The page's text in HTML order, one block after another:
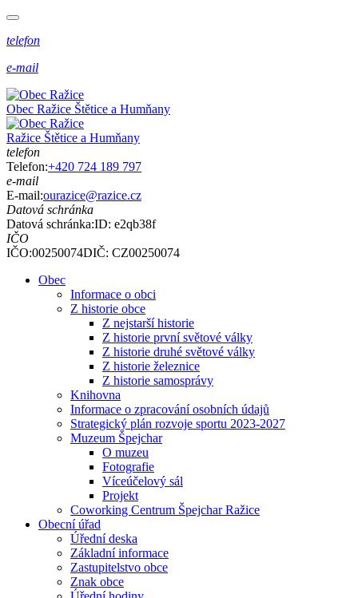
telefon
e-mail
Obec Ražice Štětice a Humňany
Ražice Štětice a Humňany
telefon
Telefon:+420 724 189 797
e-mail
E-mail:ourazice@razice.cz
Datová schránka
Datová schránka:ID: e2qb38f
IČO
IČO:00250074DIČ: CZ00250074
Obec
Informace o obci
Z historie obce
Z nejstarší historie
Z historie první světové války
Z historie druhé světové války
Z historie železnice
Z historie samosprávy
Knihovna
Informace o zpracování osobních údajů
Strategický plán rozvoje sportu 2023-2027
Muzeum Špejchar
O muzeu
Fotografie
Víceúčelový sál
Projekt
Coworking Centrum Špejchar Ražice
Obecní úřad
Úřední deska
Základní informace
Zastupitelstvo obce
Znak obce